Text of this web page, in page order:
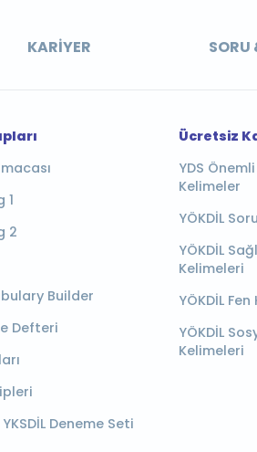
KARIYER SORU
1
2
Builder
Defteri
Deneme Seti
Ücretsiz
YDS Önemli
Kelimeler
YÖKDİL
YÖKDİL
Kelimeleri
YÖKDİL
YÖKDİL
Kelimeleri